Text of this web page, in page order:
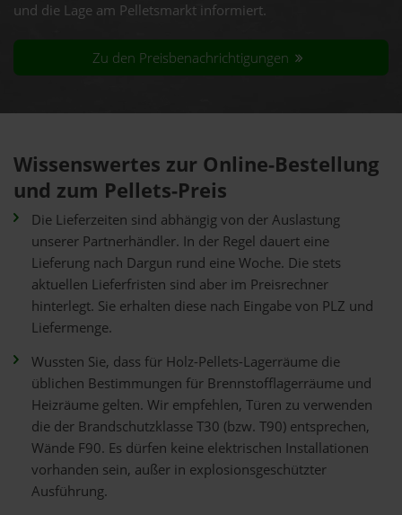
und die Lage am Pelletsmarkt informiert.
Zu den Preisbenachrichtigungen
Wissenswertes zur Online-Bestellung
und zum Pellets-Preis
Die Lieferzeiten sind abhängig von der Auslastung
unserer Partnerhändler. In der Regel dauert eine
Lieferung nach Dargun rund eine Woche. Die stets
aktuellen Lieferfristen sind aber im Preisrechner
hinterlegt. Sie erhalten diese nach Eingabe von PLZ und
Liefermenge.
Wussten Sie, dass für Holz-Pellets-Lagerräume die
üblichen Bestimmungen für Brennstofflagerräume und
Heizräume gelten. Wir empfehlen, Türen zu verwenden
die der Brandschutzklasse T30 (bzw. T90) entsprechen,
Wände F90. Es dürfen keine elektrischen Installationen
vorhanden sein, außer in explosionsgeschützter
Ausführung.